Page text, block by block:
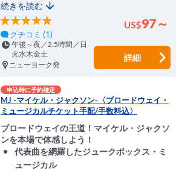
続きを読む
クチコミ (1)
US$97～
午後～夜／2.5時間／日
火水木金土
ニューヨーク発
詳細
申込時に予約確定
MJ -マイケル・ジャクソン-〈ブロードウェイ・
ミュージカルチケット手配/手数料込〉
ブロードウェイの王道！マイケル・ジャクソ
ンを本場で体感しよう！
代表曲を網羅したジュークボックス・ミ
ュージカル